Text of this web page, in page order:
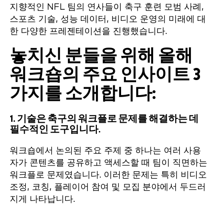
지향적인 NFL 팀의 연사들이 축구 훈련 모범 사례,
스포츠 기술, 성능 데이터, 비디오 운영의 미래에 대
한 다양한 프레젠테이션을 진행했습니다.
놓치신 분들을 위해 올해
워크숍의 주요 인사이트 3
가지를 소개합니다:
1. 기술은 축구의 워크플로 문제를 해결하는 데
필수적인 도구입니다.
워크숍에서 논의된 주요 주제 중 하나는 여러 사용
자가 콘텐츠를 공유하고 액세스할 때 팀이 직면하는
워크플로 문제였습니다. 이러한 문제는 특히 비디오
조정, 코칭, 플레이어 참여 및 모집 분야에서 두드러
지게 나타납니다.